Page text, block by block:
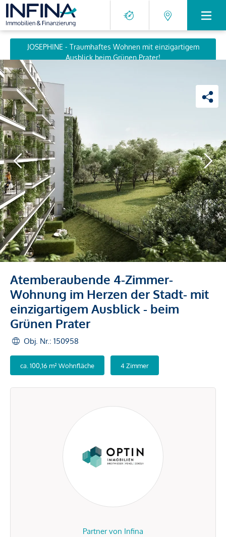
JOSEPHINE - Traumhaftes Wohnen mit einzigartigem
Ausblick beim Grünen Prater!
Atemberaubende 4-Zimmer-
Wohnung im Herzen der Stadt- mit
einzigartigem Ausblick - beim
Grünen Prater
Obj. Nr.: 150958
ca. 100,16 m² Wohnfläche 4 Zimmer
Partner von Infina